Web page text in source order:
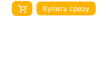
Купить сразу